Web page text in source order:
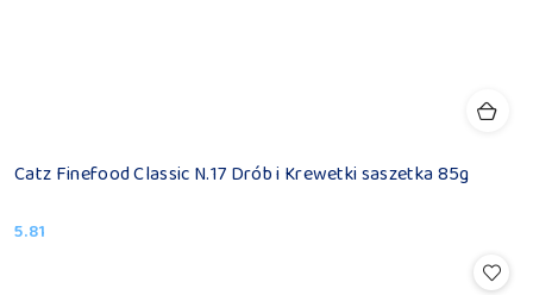
Catz Finefood Classic N.17 Drób i Krewetki saszetka 85g
Cena:
5.81